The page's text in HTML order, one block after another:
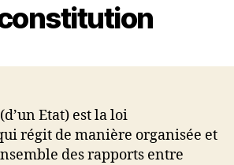
Etat) est la loi
régit de manière organisée et
des rapports entre